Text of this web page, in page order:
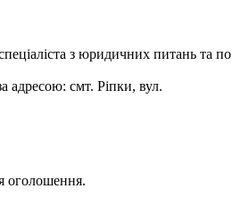
з юридичних питань та по
адресою: смт. Ріпки, вул.
оголошення.